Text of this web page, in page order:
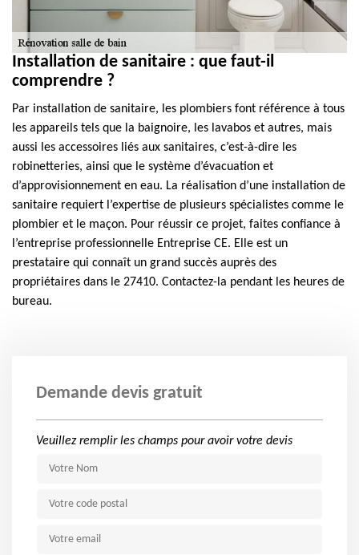
Installation de sanitaire : que faut-il
comprendre ?
Par installation de sanitaire, les plombiers font référence à tous
les appareils tels que la baignoire, les lavabos et autres, mais
aussi les accessoires liés aux sanitaires, c’est-à-dire les
robinetteries, ainsi que le système d’évacuation et
d’approvisionnement en eau. La réalisation d’une installation de
sanitaire requiert l’expertise de plusieurs spécialistes comme le
plombier et le maçon. Pour réussir ce projet, faites confiance à
l’entreprise professionnelle Entreprise CE. Elle est un
prestataire qui connaît un grand succès auprès des
propriétaires dans le 27410. Contactez-la pendant les heures de
bureau.
Demande devis gratuit
Veuillez remplir les champs pour avoir votre devis